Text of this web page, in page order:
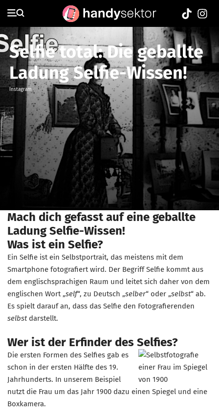
Selfie total: Die geballte
Ladung Selfie-Wissen!
Instagram
Mach dich gefasst auf eine geballte
Ladung Selfie-Wissen!
Was ist ein Selfie?
Ein Selfie ist ein Selbstportrait, das meistens mit dem
Smartphone fotografiert wird. Der Begriff Selfie kommt aus
dem englischsprachigen Raum und leitet sich daher von dem
englischen Wort „self“, zu Deutsch „selber“ oder „selbst“ ab.
Es spielt darauf an, dass das Selfie den Fotografierenden
selbstdarstellt.
Wer ist der Erfinder des Selfies?
Die ersten Formen des Selfies gab es
schon in der ersten Hälfte des 19.
Jahrhunderts. In unserem Beispiel
nutzt die Frau um das Jahr 1900 dazu einen Spiegel und eine
Boxkamera.